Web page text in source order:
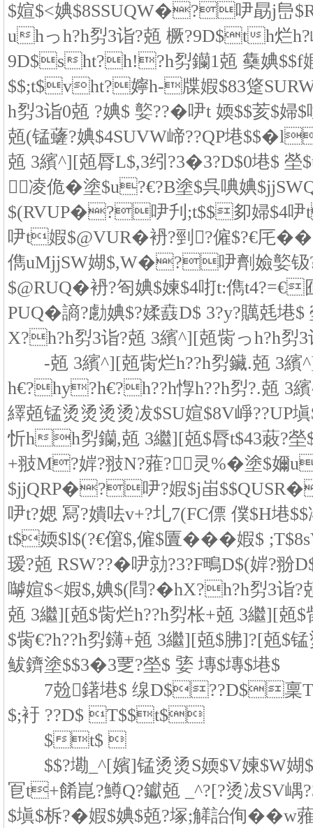
$媗$<婰$8SSUQW�?吚勗j
uhっh?h劽3诣?兡 橛?9D$th烂
9D$sht?h!?h劽钄1兡 雧婰$$f
$$;t$vht?嬣h-牒婽$83跾
h劽3诣0兡 ?婰$ 嬜??�吚t 媆$$荄$
兡(锰虄?婰$4SUVW崹??QP塂
兡 3繽^][兡脣L$,3纼?3�3?D$0塂$ 塋
凌佹�塗$u?€?B塗$呉唺婰$
$(RVUP�?吚刋;t$$卶婦$4
吚t婽$@VUR�袇?剄?僱$?€厇
儁uMjjSW媩$,W�?吚劑嬐嬜钑
$@RUQ�袇?匌婰$媡$4咑t:儁t4?=€
PUQ�謪?勴婰$?媃鼖D$ 3?y?贎兞塂
X?h?h劽3诣?兡 3繽^][兡胔っh?h劽
-兡 3繽^][兡胔烂h??h劽鑶.兡 3繽
h€?hy?h€?h??h惸h??h劽?.兡 3繽
繹兡锰烫烫烫烫冹$SU媗$8V崢
忻hh劽钄,兡 3繼][兡$脣t$43蓛?
+翄M?婩?翄N?蕥?灵%�塗$嬭
$jjQRP�?吚?婽$j峀
吚t?媤 冩?嬇呿v+?圠7(FC僄 僕$H塂
t$媆$l$(?€僒$,僱$匵���婽$
瑷?兡 RSW??�吚勍?3?F鴫D$(婩?翂
嚹媗$<婽$,婰$(閰?�hX?h?h劽3诣?兡
兡 3繼][兡$胔烂h??h劽枨+兡 3繼][兡$
$胔€?h??h劽鑮+兡 3繼][兡$胇]?[兡$
鲅鑇塗$$3�3覂?塋$ 婱 塼$塼$塂$
7兝鐯塂$ 缐D$??D$稟
$;衧 ??D$ T$$t$
$t$ 
$$?墈_^[嬪]锰烫烫S媆$V媡$W
冟t+餚崑?鱒Q?钀兡 _^?[?烫冹SV
$塡$柝?�婽$婰$兡?塚;觲詒侚��w蕥